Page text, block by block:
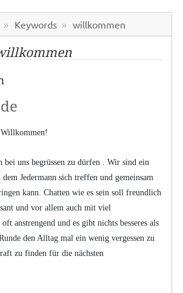
Keywords willkommen
bei uns begrüssen zu dürfen . Wir sind ein
Jedermann sich treffen und gemeinsam
kann. Chatten wie es sein soll freundlich
und vor allem auch mit viel
anstrengend und es gibt nichts besseres als
den Alltag mal ein wenig vergessen zu
zu finden für die nächsten